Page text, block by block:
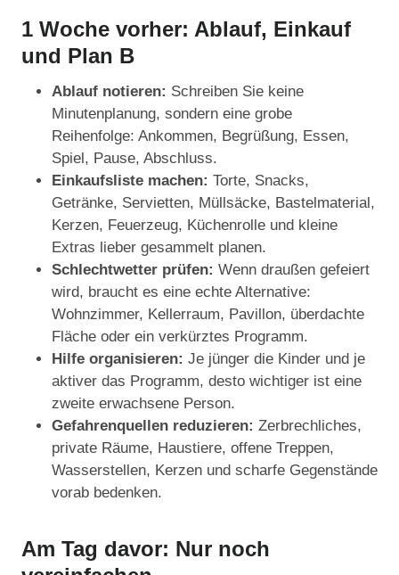
1 Woche vorher: Ablauf, Einkauf
und Plan B
Ablauf notieren: Schreiben Sie keine
Minutenplanung, sondern eine grobe
Reihenfolge: Ankommen, Begrüßung, Essen,
Spiel, Pause, Abschluss.
Einkaufsliste machen: Torte, Snacks,
Getränke, Servietten, Müllsäcke, Bastelmaterial,
Kerzen, Feuerzeug, Küchenrolle und kleine
Extras lieber gesammelt planen.
Schlechtwetter prüfen: Wenn draußen gefeiert
wird, braucht es eine echte Alternative:
Wohnzimmer, Kellerraum, Pavillon, überdachte
Fläche oder ein verkürztes Programm.
Hilfe organisieren: Je jünger die Kinder und je
aktiver das Programm, desto wichtiger ist eine
zweite erwachsene Person.
Gefahrenquellen reduzieren: Zerbrechliches,
private Räume, Haustiere, offene Treppen,
Wasserstellen, Kerzen und scharfe Gegenstände
vorab bedenken.
Am Tag davor: Nur noch